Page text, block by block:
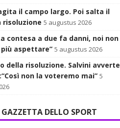
il campo largo. Poi salta il
risoluzione 5 augustus 2026
contesa a due fa danni, noi non
aspettare” 5 augustus 2026
della risoluzione. Salvini avverte
non la voteremo mai” 5
DELLO SPORT